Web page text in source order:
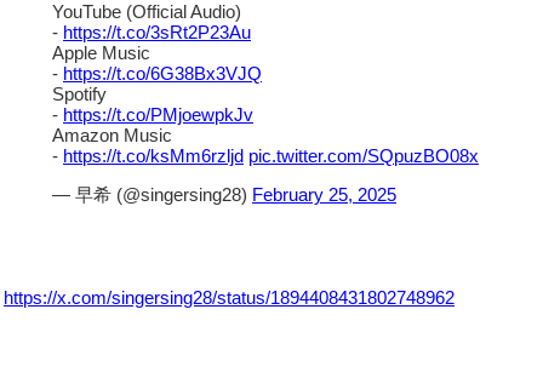
YouTube (Official Audio)
- https://t.co/3sRt2P23Au
Apple Music
- https://t.co/6G38Bx3VJQ
Spotify
- https://t.co/PMjoewpkJv
Amazon Music
- https://t.co/ksMm6rzljd pic.twitter.com/SQpuzBO08x
— 早希 (@singersing28) February 25, 2025
https://x.com/singersing28/status/1894408431802748962